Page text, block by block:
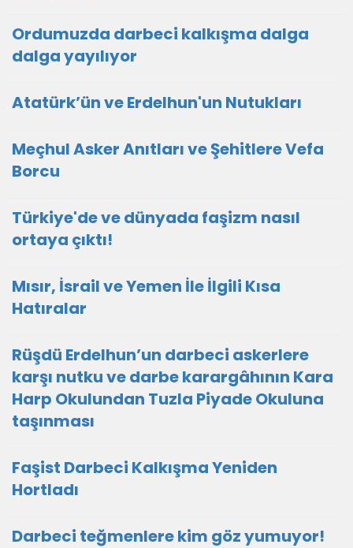
Ordumuzda darbeci kalkışma dalga
dalga yayılıyor
Atatürk’ün ve Erdelhun'un Nutukları
Meçhul Asker Anıtları ve Şehitlere Vefa
Borcu
Türkiye'de ve dünyada faşizm nasıl
ortaya çıktı!
Mısır, İsrail ve Yemen İle İlgili Kısa
Hatıralar
Rüşdü Erdelhun’un darbeci askerlere
karşı nutku ve darbe karargâhının Kara
Harp Okulundan Tuzla Piyade Okuluna
taşınması
Faşist Darbeci Kalkışma Yeniden
Hortladı
Darbeci teğmenlere kim göz yumuyor!